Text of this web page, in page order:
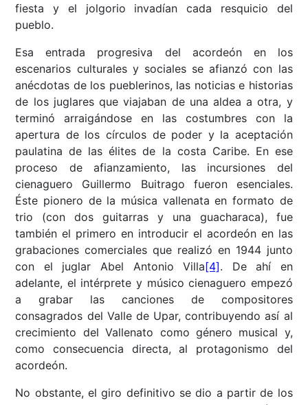
fiesta y el jolgorio invadían cada resquicio del
pueblo.
Esa entrada progresiva del acordeón en los
escenarios culturales y sociales se afianzó con las
anécdotas de los pueblerinos, las noticias e historias
de los juglares que viajaban de una aldea a otra, y
terminó arraigándose en las costumbres con la
apertura de los círculos de poder y la aceptación
paulatina de las élites de la costa Caribe. En ese
proceso de afianzamiento, las incursiones del
cienaguero Guillermo Buitrago fueron esenciales.
Éste pionero de la música vallenata en formato de
trio (con dos guitarras y una guacharaca), fue
también el primero en introducir el acordeón en las
grabaciones comerciales que realizó en 1944 junto
con el juglar Abel Antonio Villa[4]. De ahí en
adelante, el intérprete y músico cienaguero empezó
a grabar las canciones de compositores
consagrados del Valle de Upar, contribuyendo así al
crecimiento del Vallenato como género musical y,
como consecuencia directa, al protagonismo del
acordeón.
No obstante, el giro definitivo se dio a partir de los